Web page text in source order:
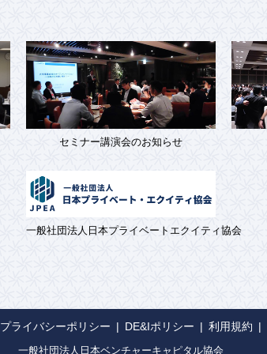
セミナー講演会のお知らせ
一般社団法人日本プライベートエクイティ協会
プライバシーポリシー DE&Iポリシー 利用規約
一般社団法人日本ベンチャーキャピタル協会